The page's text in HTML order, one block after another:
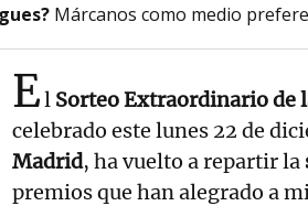
Márcanos como medio
El Sorteo Extraordinario de
celebrado este lunes 22 de
Madrid, ha vuelto a repartir la
premios que han alegrado a